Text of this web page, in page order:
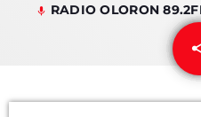
ACTUALITÉS
QUI SOMMES NOUS ?
CONTACT
mic RADIO OLORON